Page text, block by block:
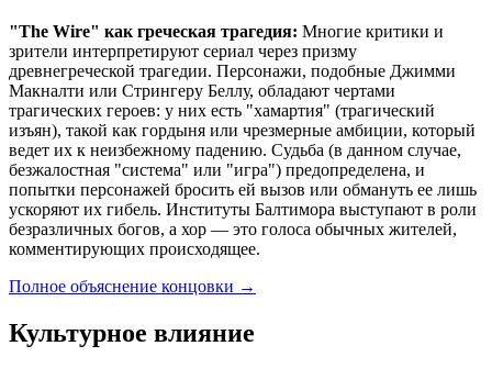
"The Wire" как греческая трагедия: Многие критики и
зрители интерпретируют сериал через призму
древнегреческой трагедии. Персонажи, подобные Джимми
Макналти или Стрингеру Беллу, обладают чертами
трагических героев: у них есть "хамартия" (трагический
изъян), такой как гордыня или чрезмерные амбиции, который
ведет их к неизбежному падению. Судьба (в данном случае,
безжалостная "система" или "игра") предопределена, и
попытки персонажей бросить ей вызов или обмануть ее лишь
ускоряют их гибель. Институты Балтимора выступают в роли
безразличных богов, а хор — это голоса обычных жителей,
комментирующих происходящее.
Полное объяснение концовки →
Культурное влияние